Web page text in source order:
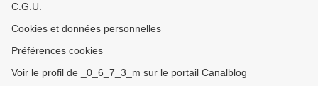
C.G.U.
Cookies et données personnelles
Préférences cookies
Voir le profil de _0_6_7_3_m sur le portail Canalblog